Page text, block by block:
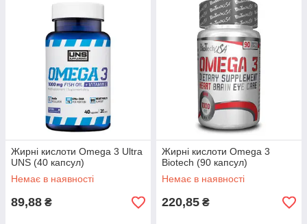
Жирні кислоти Omega 3 Ultra
UNS (40 капсул)
Немає в наявності
89,88 ₴
Жирні кислоти Omega 3
Biotech (90 капсул)
Немає в наявності
220,85 ₴